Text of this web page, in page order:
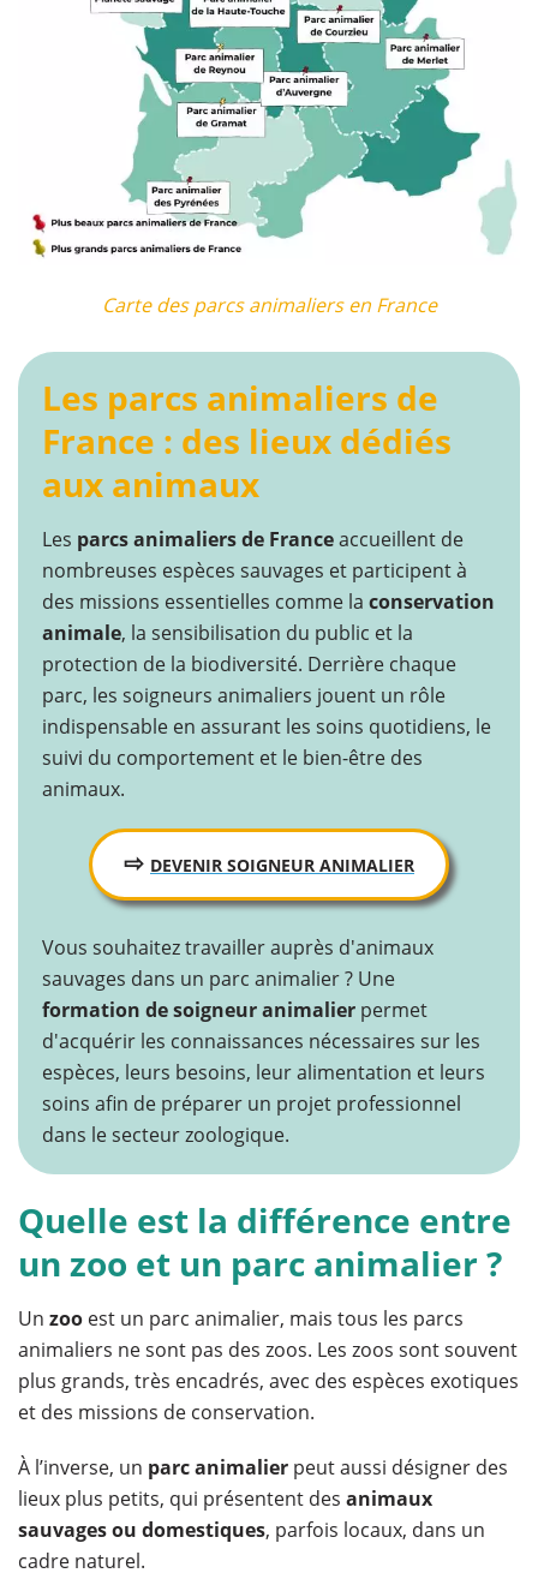
Carte des parcs animaliers en France
Les parcs animaliers de
France : des lieux dédiés
aux animaux
Les parcs animaliers de Franceaccueillent de
nombreuses espèces sauvages et participent à
des missions essentielles comme la conservation
animale, la sensibilisation du public et la
protection de la biodiversité. Derrière chaque
parc, les soigneurs animaliers jouent un rôle
indispensable en assurant les soins quotidiens, le
suivi du comportement et le bien-être des
animaux.
⇨ DEVENIR SOIGNEUR ANIMALIER
Vous souhaitez travailler auprès d'animaux
sauvages dans un parc animalier ? Une
formation de soigneur animalier permet
d'acquérir les connaissances nécessaires sur les
espèces, leurs besoins, leur alimentation et leurs
soins afin de préparer un projet professionnel
dans le secteur zoologique.
Quelle est la différence entre
un zoo et un parc animalier ?
Un zoo est un parc animalier, mais tous les parcs
animaliers ne sont pas des zoos. Les zoos sont souvent
plus grands, très encadrés, avec des espèces exotiques
et des missions de conservation.
À l’inverse, un parc animalier peut aussi désigner des
lieux plus petits, qui présentent des animaux
sauvages ou domestiques, parfois locaux, dans un
cadre naturel.